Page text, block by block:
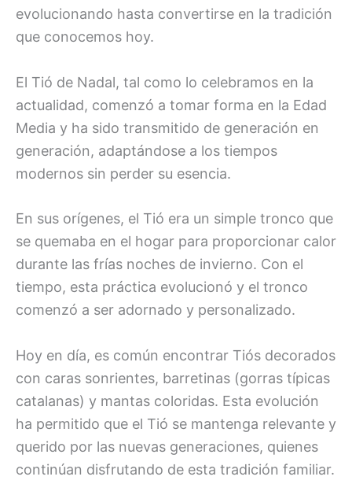
evolucionando hasta convertirse en la tradición
que conocemos hoy.
El Tió de Nadal, tal como lo celebramos en la
actualidad, comenzó a tomar forma en la Edad
Media y ha sido transmitido de generación en
generación, adaptándose a los tiempos
modernos sin perder su esencia.
En sus orígenes, el Tió era un simple tronco que
se quemaba en el hogar para proporcionar calor
durante las frías noches de invierno. Con el
tiempo, esta práctica evolucionó y el tronco
comenzó a ser adornado y personalizado.
Hoy en día, es común encontrar Tiós decorados
con caras sonrientes, barretinas (gorras típicas
catalanas) y mantas coloridas. Esta evolución
ha permitido que el Tió se mantenga relevante y
querido por las nuevas generaciones, quienes
continúan disfrutando de esta tradición familiar.